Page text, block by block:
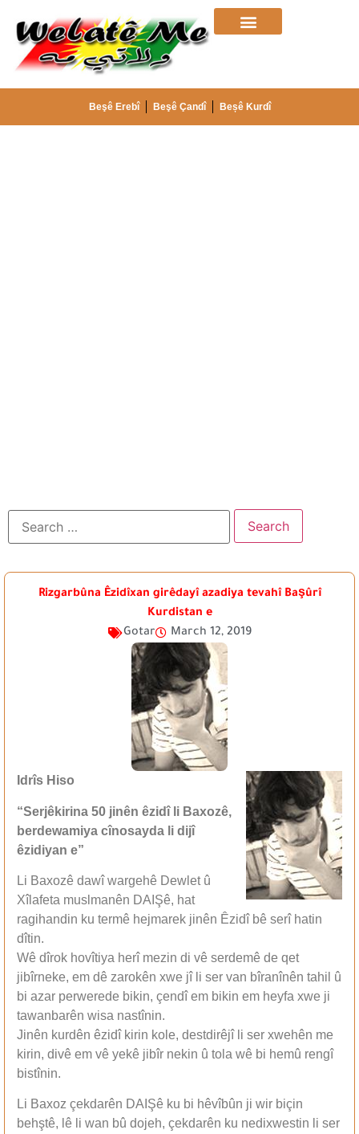
Beşê Erebî Beşê Çandî Beșê Kurdî
Rizgarbûna Êzidîxan girêdayî azadiya tevahî Başûrî
Kurdistan e
Gotar
March 12, 2019
Idrîs Hiso
“Serjêkirina 50 jinên êzidî li Baxozê,
berdewamiya cînosayda li dijî
êzidiyan e”
Li Baxozê dawî wargehê Dewlet û
Xîlafeta muslmanên DAIŞê, hat
ragihandin ku termê hejmarek jinên Êzidî bê serî hatin
dîtin.
Wê dîrok hovîtiya herî mezin di vê serdemê de qet
jibîrneke, em dê zarokên xwe jî li ser van bîranînên tahil û
bi azar perwerede bikin, çendî em bikin em heyfa xwe ji
tawanbarên wisa nastînin.
Jinên kurdên êzidî kirin kole, destdirêjî li ser xwehên me
kirin, divê em vê yekê jibîr nekin û tola wê bi hemû rengî
bistînin.
Li Baxoz çekdarên DAIŞê ku bi hêvîbûn ji wir biçin
behştê, lê li wan bû dojeh, çekdarên ku nedixwestin li ser